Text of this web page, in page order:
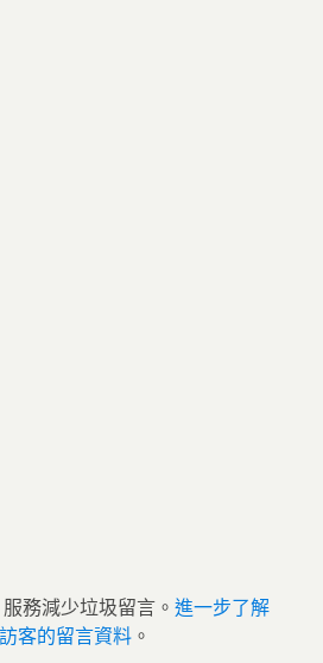
務減少垃圾留言。 進一步了解
客的留言資料 。